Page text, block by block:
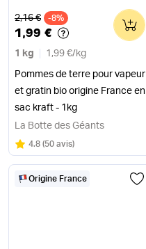
Ancien prix
2,16 € -8%
1,99 €
1 kg 1,99 €/ kg
Pommes de terre pour vapeur
et gratin bio origine France en
sac kraft - 1kg
0
La Botte des Géants
Note
4.8 sur 5
(50 avis)
Origine France